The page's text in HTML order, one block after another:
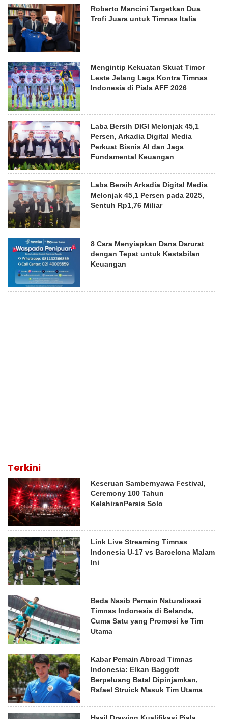
Roberto Mancini Targetkan Dua
Trofi Juara untuk Timnas Italia
Mengintip Kekuatan Skuat Timor
Leste Jelang Laga Kontra Timnas
Indonesia di Piala AFF 2026
Laba Bersih DIGI Melonjak 45,1
Persen, Arkadia Digital Media
Perkuat Bisnis AI dan Jaga
Fundamental Keuangan
Laba Bersih Arkadia Digital Media
Melonjak 45,1 Persen pada 2025,
Sentuh Rp1,76 Miliar
8 Cara Menyiapkan Dana Darurat
dengan Tepat untuk Kestabilan
Keuangan
Terkini
Keseruan Sambernyawa Festival,
Ceremony 100 Tahun
KelahiranPersis Solo
Link Live Streaming Timnas
Indonesia U-17 vs Barcelona Malam
Ini
Beda Nasib Pemain Naturalisasi
Timnas Indonesia di Belanda,
Cuma Satu yang Promosi ke Tim
Utama
Kabar Pemain Abroad Timnas
Indonesia: Elkan Baggott
Berpeluang Batal Dipinjamkan,
Rafael Struick Masuk Tim Utama